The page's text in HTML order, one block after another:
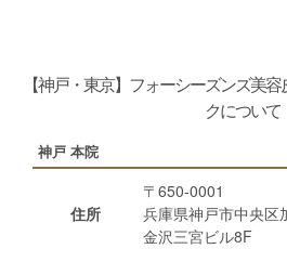
【神戸・東京】フォーシーズンズ美
クについて
神戸 本院
住所
〒650-0001
兵庫県神戸市中央区
金沢三宮ビル8F